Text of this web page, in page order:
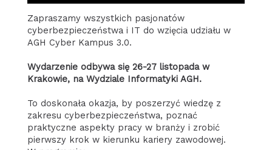
Zapraszamy wszystkich pasjonatów
cyberbezpieczeństwa i IT do wzięcia udziału w
AGH Cyber Kampus 3.0.
Wydarzenie odbywa się 26-27 listopada w
Krakowie, na Wydziale Informatyki AGH.
To doskonała okazja, by poszerzyć wiedzę z
zakresu cyberbezpieczeństwa, poznać
praktyczne aspekty pracy w branży i zrobić
pierwszy krok w kierunku kariery zawodowej.